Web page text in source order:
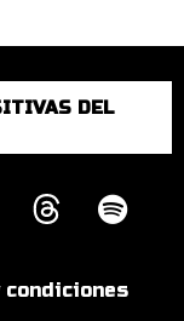
DEL
condiciones